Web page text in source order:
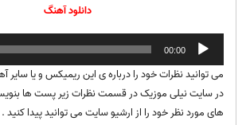
دانلود آهنگ
پخش‌کننده
صوت
00:00
می توانید نظرات خود را درباره ی این ریمیکس و یا
در سایت نیلی موزیک در قسمت نظرات زیر پست ها
های مورد نظر خود را از ارشیو سایت می توانید پیدا کنید .